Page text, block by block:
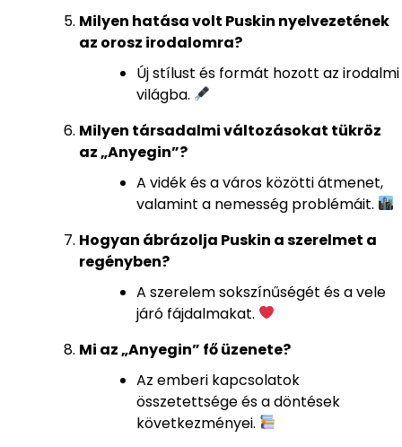
Milyen hatása volt Puskin nyelvezetének
az orosz irodalomra?
Új stílust és formát hozott az irodalmi
világba.
Milyen társadalmi változásokat tükröz
az „Anyegin”?
A vidék és a város közötti átmenet,
valamint a nemesség problémáit.
Hogyan ábrázolja Puskin a szerelmet a
regényben?
A szerelem sokszínűségét és a vele
járó fájdalmakat.
Mi az „Anyegin” fő üzenete?
Az emberi kapcsolatok
összetettsége és a döntések
következményei.